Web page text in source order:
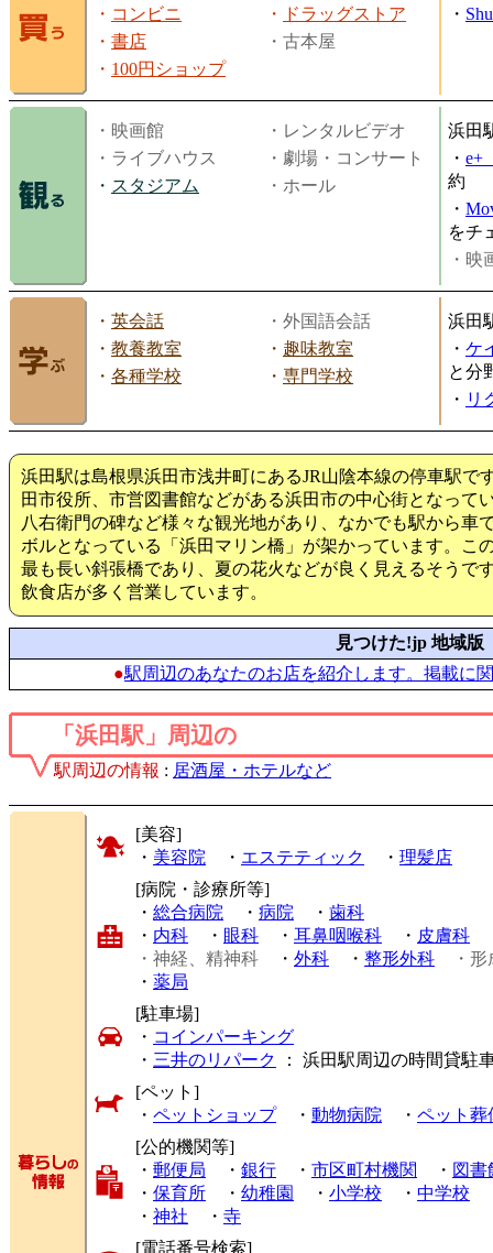
・ コンビニ ・
ドラッグストア
・ 書店
・古本屋
・ 100円ショップ
・
・映画館
・レンタルビデオ
・ライブハウス
・劇場・コンサート
・ スタジアム ・ホール
浜田
・ e+
約
・
をチ
・映
・ 英会話
・外国語会話
・ 教養教室 ・ 趣味教室
・ 各種学校 ・ 専門学校
浜田
・ ケ
と分
・ リ
浜田駅は島根県浜田市浅井町にあるJR山陰本線の停車駅で
田市役所、市営図書館などがある浜田市の中心街となって
八右衛門の碑など様々な観光地があり、なかでも駅から車
ボルとなっている「浜田マリン橋」が架かっています。こ
最も長い斜張橋であり、夏の花火などが良く見えるそうで
飲食店が多く営業しています。
見つけた!jp 地域版
●駅周辺のあなたのお店を紹介します。掲載に
「浜田駅」周辺の
駅周辺の情報 : 居酒屋・ホテルなど
[美容]
・ 美容院 ・ エステティック ・ 理髪店
[病院・診療所等]
・ 総合病院 ・ 病院 ・ 歯科
・ 内科 ・ 眼科 ・ 耳鼻咽喉科 ・ 皮膚科
・神経、精神科 ・ 外科 ・ 整形外科
・
・ 薬局
[駐車場]
・ コインパーキング
・ 三井のリパーク
： 浜田駅周辺の時間貸駐
[ペット]
・ ペットショップ・ 動物病院 ・ ペット葬
[公的機関等]
・ 郵便局 ・ 銀行 ・ 市区町村機関 ・ 図書
・ 保育所 ・ 幼稚園 ・ 小学校 ・ 中学校
・ 神社 ・ 寺
[電話番号検索]